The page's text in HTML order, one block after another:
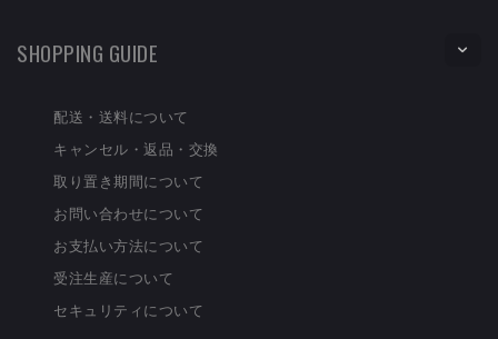
SHOPPING GUIDE
配送・送料について
キャンセル・返品・交換
取り置き期間について
お問い合わせについて
お支払い方法について
受注生産について
セキュリティについて